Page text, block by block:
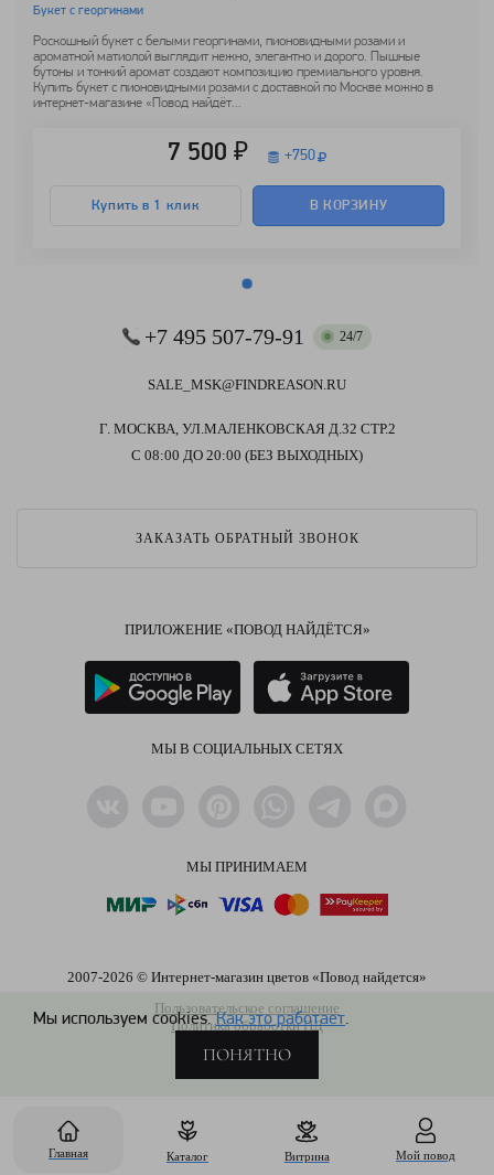
Мы используем cookies.Как это работает.
ПОНЯТНО
Букет с георгинами
Роскошный букет с белыми георгинами, пионовидными розами и
ароматной матиолой выглядит нежно, элегантно и дорого. Пышные
бутоны и тонкий аромат создают композицию премиального уровня.
Купить букет с пионовидными розами с доставкой по Москве можно в
интернет-магазине «Повод найдёт...
7 500 ₽ +750
Купить в 1 клик В КОРЗИНУ
+7 495 507-79-91 24/7
SALE_MSK@FINDREASON.RU
Г. МОСКВА, УЛ.МАЛЕНКОВСКАЯ Д.32 СТР.2
С 08:00 ДО 20:00 (БЕЗ ВЫХОДНЫХ)
ЗАКАЗАТЬ ОБРАТНЫЙ ЗВОНОК
ПРИЛОЖЕНИЕ «ПОВОД НАЙДЁТСЯ»
МЫ В СОЦИАЛЬНЫХ СЕТЯХ
МЫ ПРИНИМАЕМ
2007-2026 © Интернет-магазин цветов «Повод найдется»
Пользовательское соглашение
Политика обработки ПД
Главная Каталог Витрина Мой повод